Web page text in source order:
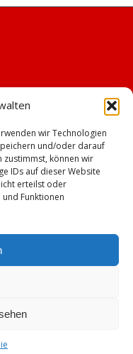
wir Technologien
und/oder darauf
zustimmst, können wir
IDs auf dieser Website
erteilst oder
Funktionen
Theme by Kriesi
(EU)